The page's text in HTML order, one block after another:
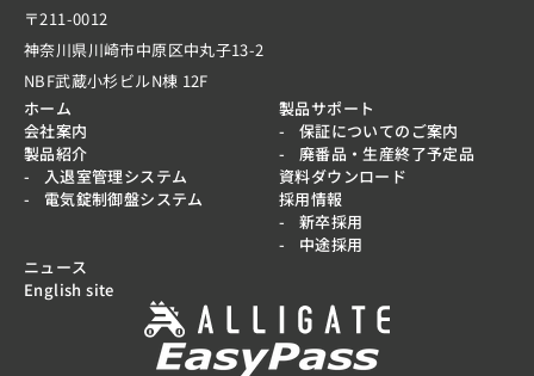
〒211-0012
神奈川県川崎市中原区中丸子13-2
NBF武蔵小杉ビルN棟 12F
ホーム
会社案内
製品紹介
入退室管理システム
電気錠制御盤システム
製品サポート
保証についてのご案内
廃番品・生産終了予定品
資料ダウンロード
採用情報
新卒採用
中途採用
ニュース
English site